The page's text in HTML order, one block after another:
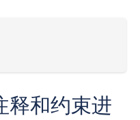
释和约束进